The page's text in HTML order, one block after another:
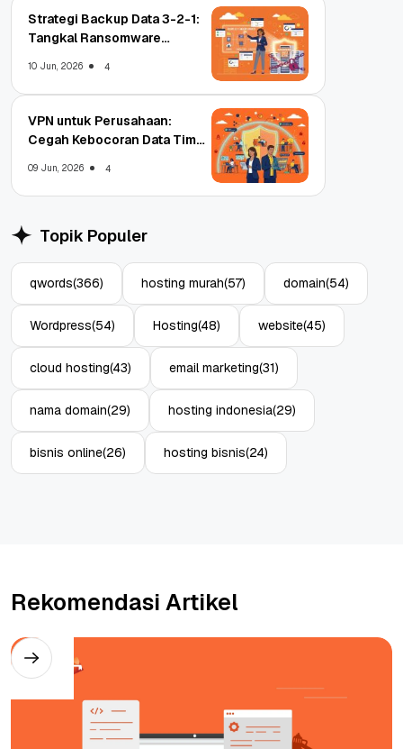
Strategi Backup Data 3-2-1:
Tangkal Ransomware
10 Jun, 2026 4
VPN untuk Perusahaan:
Cegah Kebocoran Data Tim
09 Jun, 2026 4
Topik Populer
qwords(366) hosting murah(57) domain(54)
Wordpress(54) Hosting(48) website(45)
cloud hosting(43) email marketing(31)
nama domain(29) hosting indonesia(29)
bisnis online(26) hosting bisnis(24)
Rekomendasi Artikel